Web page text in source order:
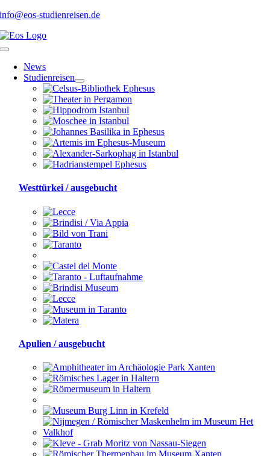
Skip
content
info@eos-studienreisen.de
Toggle
Navigation
News
Studienreisen
Westtürkei / ausgebucht
Apulien / ausgebucht